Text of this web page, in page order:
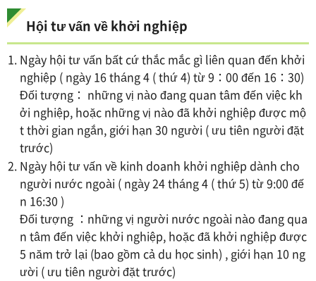
Hội tư vấn về khởi nghiệp
Ngày hội tư vấn bất cứ thắc mắc gì liên quan đến khởi
nghiệp ( ngày 16 tháng 4 ( thứ 4) từ 9：00 đến 16：30)
Đối tượng： những vị nào đang quan tâm đến việc kh
ởi nghiệp, hoặc những vị nào đã khởi nghiệp được mộ
t thời gian ngắn, giới hạn 30 người ( ưu tiên người đặt
trước)
Ngày hội tư vấn về kinh doanh khởi nghiệp dành cho
người nước ngoài ( ngày 24 tháng 4 ( thứ 5) từ 9:00 đế
n 16:30 )
Đối tượng ：những vị người nước ngoài nào đang qua
n tâm đến việc khởi nghiệp, hoặc đã khởi nghiệp được
5 năm trở lại (bao gồm cả du học sinh) , giới hạn 10 ng
ười ( ưu tiên người đặt trước)